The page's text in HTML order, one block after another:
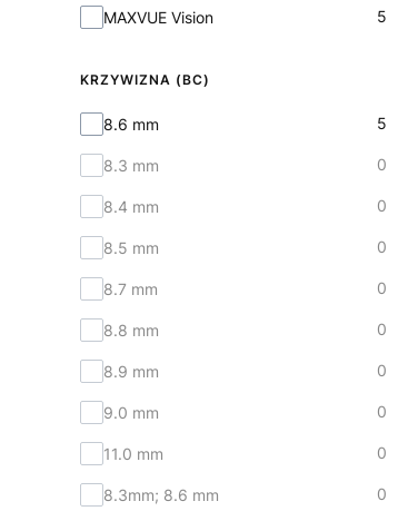
Marka
MAXVUE Vision 5
KRZYWIZNA (BC)
Krzywizna (BC)
8.6 mm 5
8.3 mm 0
8.4 mm 0
8.5 mm 0
8.7 mm 0
8.8 mm 0
8.9 mm 0
9.0 mm 0
11.0 mm 0
8.3mm; 8.6 mm 0